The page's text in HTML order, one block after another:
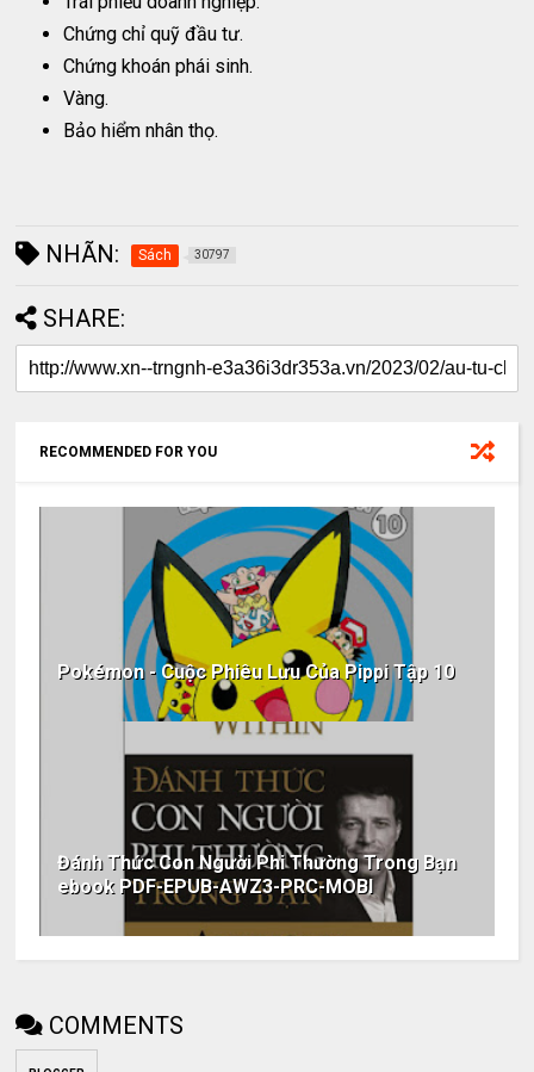
Chứng chỉ quỹ đầu tư.
Chứng khoán phái sinh.
Vàng.
Bảo hiểm nhân thọ.
NHÃN: Sách 30797
SHARE:
RECOMMENDED FOR YOU
Pokémon - Cuộc Phiêu Lưu Của Pippi Tập 10
Đánh Thức Con Người Phi Thường Trong Bạn
ebook PDF-EPUB-AWZ3-PRC-MOBI
COMMENTS